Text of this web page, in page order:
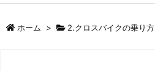
ホーム > 2.クロスバイクの乗り方